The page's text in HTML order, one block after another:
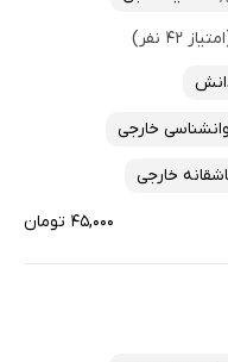
۴۲ نفر)
خارجی
خارجی
۴۵,۰۰۰ تومان